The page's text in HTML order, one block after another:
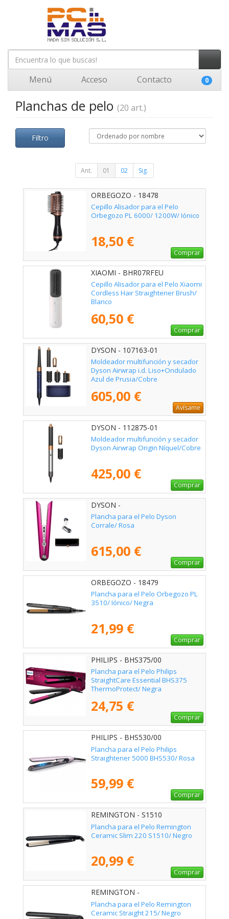
Menú Acceso Contacto 0
Planchas de pelo (20 art.)
Filtro
Ant. 01 02 Sig.
ORBEGOZO - 18478
Cepillo Alisador para el Pelo
Orbegozo PL 6000/ 1200W/ Iónico
18,50 €
Comprar
XIAOMI - BHR07RFEU
Cepillo Alisador para el Pelo Xiaomi
Cordless Hair Straightener Brush/
Blanco
60,50 €
Comprar
DYSON - 107163-01
Moldeador multifunción y secador
Dyson Airwrap i.d. Liso+Ondulado
Azul de Prusia/Cobre
605,00 €
Avísame
DYSON - 112875-01
Moldeador multifunción y secador
Dyson Airwrap Origin Níquel/Cobre
425,00 €
Comprar
DYSON -
Plancha para el Pelo Dyson
Corrale/ Rosa
615,00 €
Comprar
ORBEGOZO - 18479
Plancha para el Pelo Orbegozo PL
3510/ Iónico/ Negra
21,99 €
Comprar
PHILIPS - BHS375/00
Plancha para el Pelo Philips
StraightCare Essential BHS375
ThermoProtect/ Negra
24,75 €
Comprar
PHILIPS - BHS530/00
Plancha para el Pelo Philips
Straightener 5000 BHS530/ Rosa
59,99 €
Comprar
REMINGTON - S1510
Plancha para el Pelo Remington
Ceramic Slim 220 S1510/ Negro
20,99 €
Comprar
REMINGTON -
Plancha para el Pelo Remington
Ceramic Straight 215/ Negro